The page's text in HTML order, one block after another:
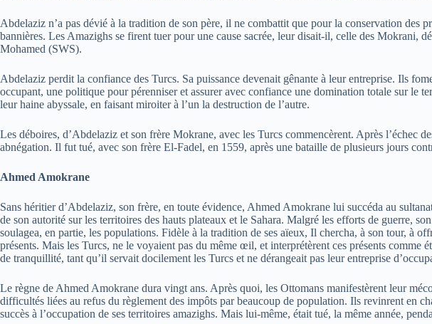
Abdelaziz n’a pas dévié à la tradition de son père, il ne combattit que pour la conservation des
bannières. Les Amazighs se firent tuer pour une cause sacrée, leur disait-il, celle des Mokrani,
Mohamed (SWS).
Abdelaziz perdit la confiance des Turcs. Sa puissance devenait gênante à leur entreprise. Ils
occupant, une politique pour pérenniser et assurer avec confiance une domination totale sur
leur haine abyssale, en faisant miroiter à l’un la destruction de l’autre.
Les déboires, d’Abdelaziz et son frère Mokrane, avec les Turcs commencèrent. Après l’échec
abnégation. Il fut tué, avec son frère El-Fadel, en 1559, après une bataille de plusieurs jours
Ahmed Amokrane
Sans héritier d’Abdelaziz, son frère, en toute évidence, Ahmed Amokrane lui succéda au
de son autorité sur les territoires des hauts plateaux et le Sahara. Malgré les efforts de guerre,
soulagea, en partie, les populations. Fidèle à la tradition de ses aïeux, Il chercha, à son tour, à
présents. Mais les Turcs, ne le voyaient pas du même œil, et interprétèrent ces présents
de tranquillité, tant qu’il servait docilement les Turcs et ne dérangeait pas leur entreprise
Le règne de Ahmed Amokrane dura vingt ans. Après quoi, les Ottomans manifestèrent leur
difficultés liées au refus du règlement des impôts par beaucoup de population. Ils revinrent en
succès à l’occupation de ses territoires amazighs. Mais lui-même, était tué, la même année,